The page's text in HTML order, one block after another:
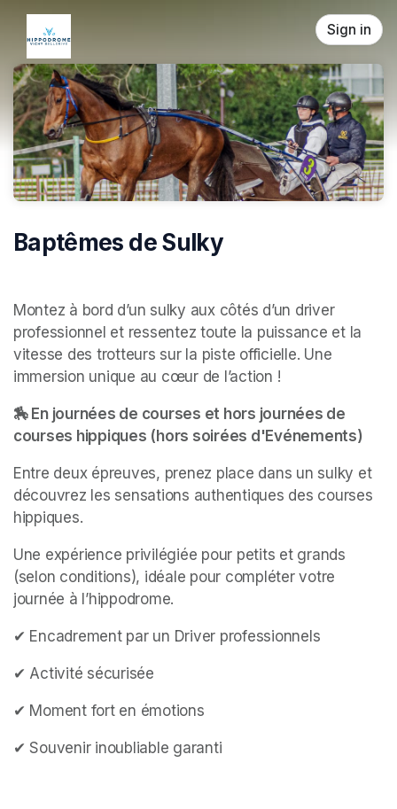
Skip header
Sign in
Baptêmes de Sulky
Montez à bord d’un sulky aux côtés d’un driver
professionnel et ressentez toute la puissance et la
vitesse des trotteurs sur la piste officielle. Une
immersion unique au cœur de l’action !
🏇 En journées de courses et hors journées de
courses hippiques (hors soirées d'Evénements)
Entre deux épreuves, prenez place dans un sulky et
découvrez les sensations authentiques des courses
hippiques.
Une expérience privilégiée pour petits et grands
(selon conditions), idéale pour compléter votre
journée à l’hippodrome.
✔ Encadrement par un Driver professionnels
✔ Activité sécurisée
✔ Moment fort en émotions
✔ Souvenir inoubliable garanti